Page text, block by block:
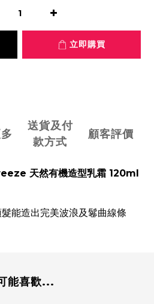
立即購買
送貨及付
款方式
顧客評價
天然有機造型乳霜 120ml
能造出完美波浪及鬈曲線條
能喜歡...